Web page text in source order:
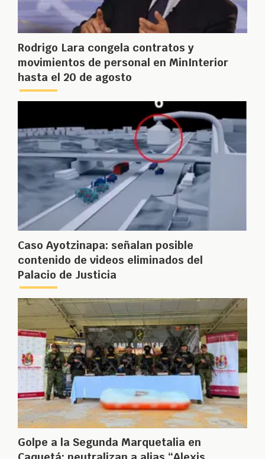
Rodrigo Lara congela contratos y
movimientos de personal en MinInterior
hasta el 20 de agosto
Caso Ayotzinapa: señalan posible
contenido de videos eliminados del
Palacio de Justicia
Golpe a la Segunda Marquetalia en